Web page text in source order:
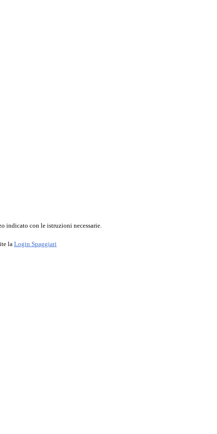
indicato con le istruzioni necessarie.
la Login Spaggiari